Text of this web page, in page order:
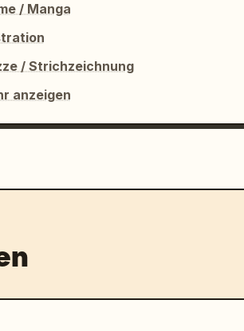
/ Manga
/ Strichzeichnung
anzeigen